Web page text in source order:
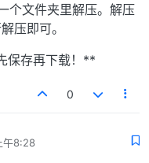
个文件夹里解压。解压
压即可。
保存再下载！**
0
午8:28